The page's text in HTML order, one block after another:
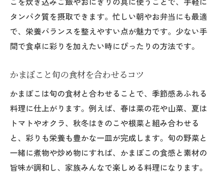
タンパク質を摂取できます。忙しい朝やお弁当にも最適
で、栄養バランスを整えやすい点が魅力です。少ない手
間で食卓に彩りを加えたい時にぴったりの方法です。
かまぼこと旬の食材を合わせるコツ
かまぼこは旬の食材と合わせることで、季節感あふれる
料理に仕上がります。例えば、春は菜の花や山菜、夏は
トマトやオクラ、秋冬はきのこや根菜と組み合わせる
と、彩りも栄養も豊かな一皿が完成します。旬の野菜と
一緒に煮物や炒め物にすれば、かまぼこの食感と素材の
旨味が調和し、家族みんなで楽しめる料理になります。